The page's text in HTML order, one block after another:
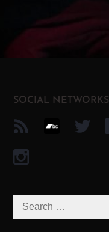
SOCIAL NETWORKS
Search
for: